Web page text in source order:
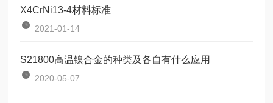
X4CrNi13-4材料标准
2021-01-14
S21800高温镍合金的种类及各自有什么应用
2020-05-07